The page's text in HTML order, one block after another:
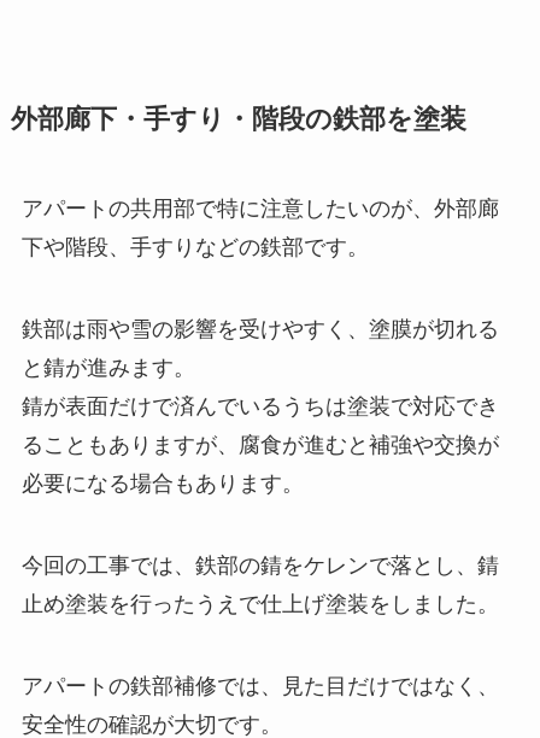
外部廊下・手すり・階段の鉄部を塗装
アパートの共用部で特に注意したいのが、外部廊
下や階段、手すりなどの鉄部です。
鉄部は雨や雪の影響を受けやすく、塗膜が切れる
と錆が進みます。
錆が表面だけで済んでいるうちは塗装で対応でき
ることもありますが、腐食が進むと補強や交換が
必要になる場合もあります。
今回の工事では、鉄部の錆をケレンで落とし、錆
止め塗装を行ったうえで仕上げ塗装をしました。
アパートの鉄部補修では、見た目だけではなく、
安全性の確認が大切です。